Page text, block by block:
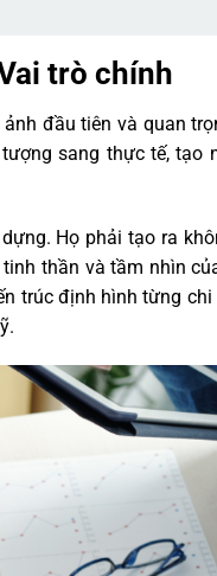
trò chính
đầu tiên và quan
sang thực tế, tạo
Họ phải tạo ra
thần và tầm nhìn
trúc định hình từng chi